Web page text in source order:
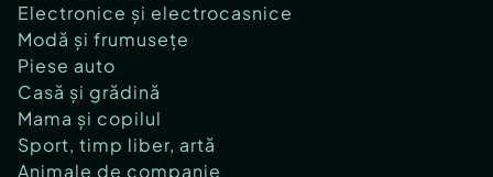
Electronice și electrocasnice
Modă și frumusețe
Piese auto
Casă și grădină
Mama și copilul
Sport, timp liber, artă
Animale de companie